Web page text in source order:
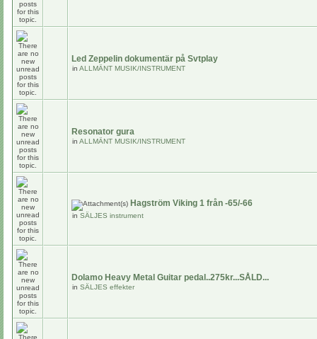
Led Zeppelin dokumentär på Svtplay
in ALLMÄNT MUSIK/INSTRUMENT
Resonator gura
in ALLMÄNT MUSIK/INSTRUMENT
Hagström Viking 1 från -65/-66
in SÄLJES instrument
Dolamo Heavy Metal Guitar pedal..275kr...SÅLD...
in SÄLJES effekter